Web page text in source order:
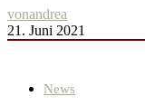
vonandrea
21. Juni 2021
News